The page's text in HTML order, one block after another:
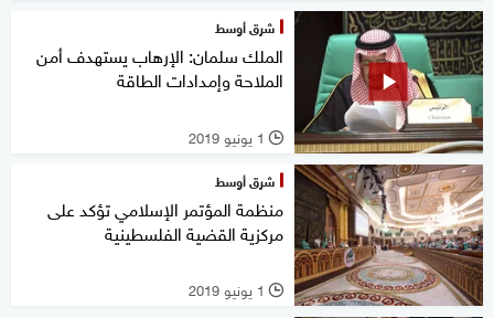
شرق أوسط
الملك سلمان: الإرهاب يستهدف أمن
الملاحة وإمدادات الطاقة
l 1 يونيو 2019
شرق أوسط
منظمة المؤتمر الإسلامي تؤكد على
مركزية القضية الفلسطينية
l 1 يونيو 2019